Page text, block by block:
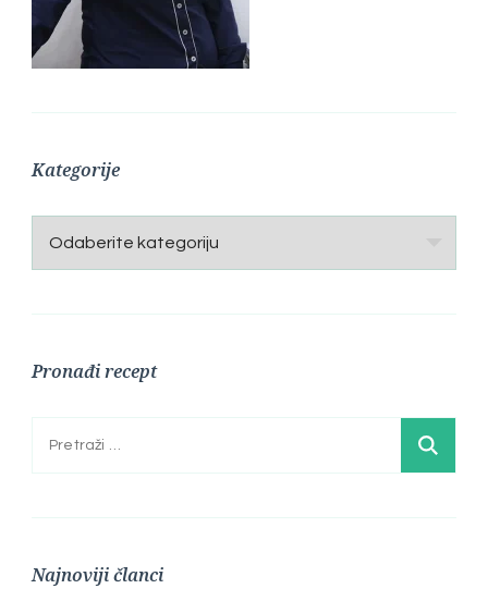
Kategorije
Kategorije
Pronađi recept
Pretraga:
Najnoviji članci